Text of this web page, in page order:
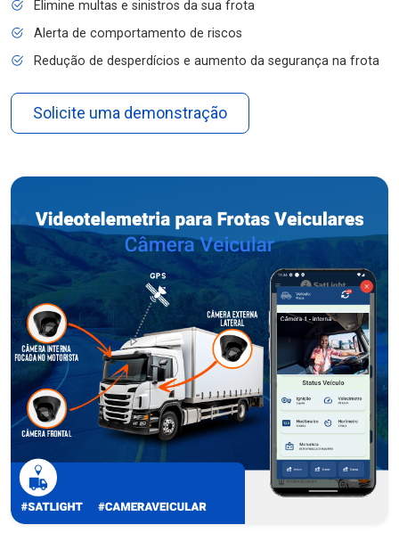
Elimine multas e sinistros da sua frota
Alerta de comportamento de riscos
Redução de desperdícios e aumento da segurança na frota
Solicite uma demonstração